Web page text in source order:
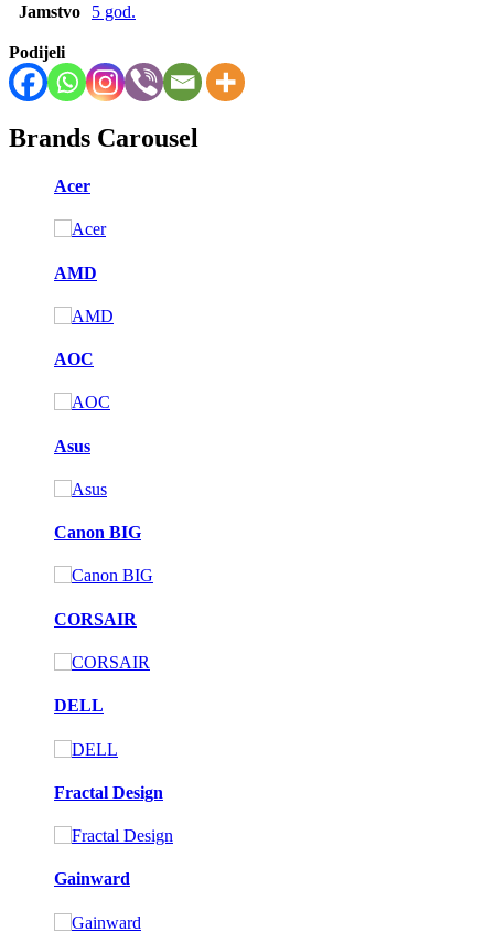
Jamstvo 5 god.
Podijeli
Brands Carousel
Acer
AMD
AOC
Asus
Canon BIG
CORSAIR
DELL
Fractal Design
Gainward